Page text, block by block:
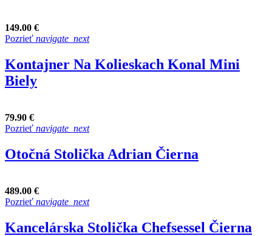
149.00 €
Pozrieť navigate_next
Kontajner Na Kolieskach Konal Mini
Biely
79.90 €
Pozrieť navigate_next
Otočná Stolička Adrian Čierna
489.00 €
Pozrieť navigate_next
Kancelárska Stolička Chefsessel Čierna